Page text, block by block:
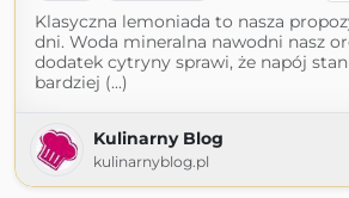
Klasyczna lemoniada to nasza
dni. Woda mineralna nawodni nasz
dodatek cytryny sprawi, że napój
bardziej (...)
Kulinarny Blog
kulinarnyblog.pl